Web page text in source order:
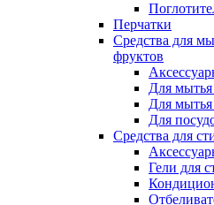
Перчатки
Средства для
фруктов
Для
Для
Для
Средства для
Гели для